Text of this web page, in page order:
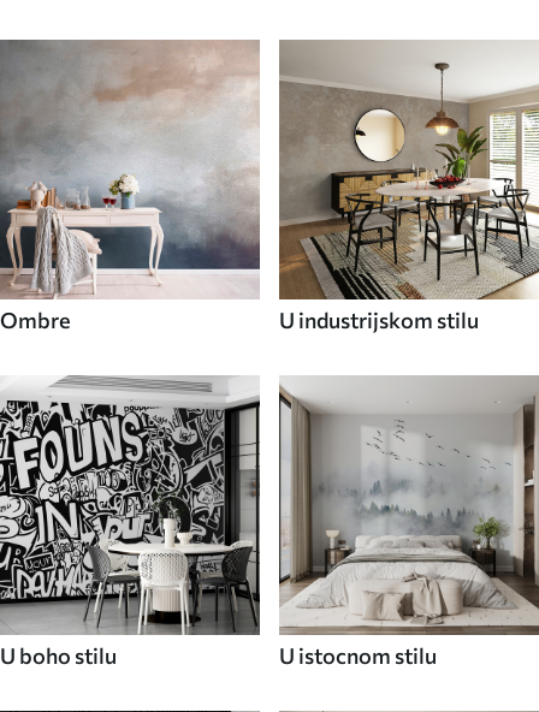
Ombre U industrijskom stilu
U boho stilu U istocnom stilu